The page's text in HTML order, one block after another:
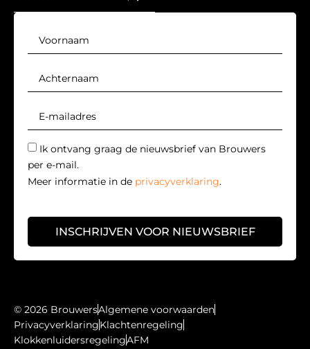
Ik ontvang graag de nieuwsbrief van Brouwers
per e-mail.
Meer informatie in de privacyverklaring.
INSCHRIJVEN VOOR NIEUWSBRIEF
© 2026 BrouwersAlgemene voorwaarden
PrivacyverklaringKlachtenregeling
KlokkenluidersregelingAFM